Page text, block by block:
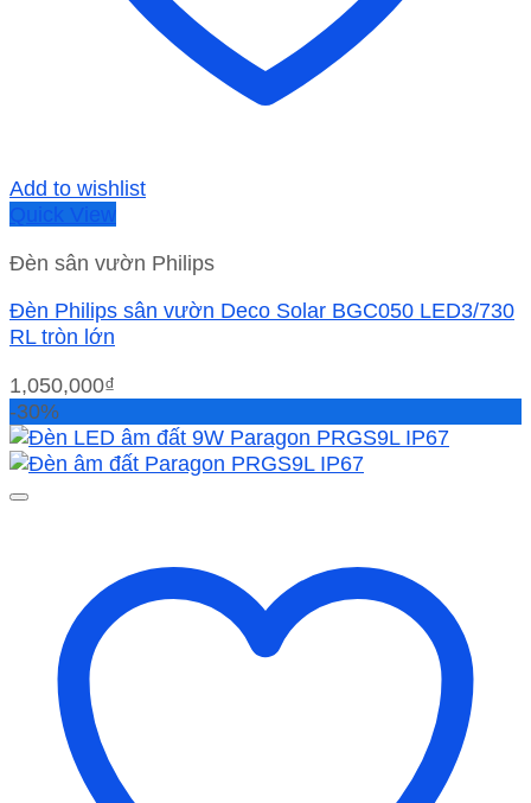
Add to wishlist
Quick View
Đèn sân vườn Philips
Đèn Philips sân vườn Deco Solar BGC050 LED3/730
RL tròn lớn
1,050,000₫
-30%